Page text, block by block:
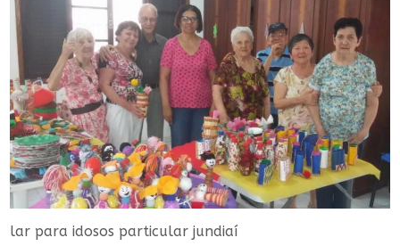
lar para idosos particular jundiaí